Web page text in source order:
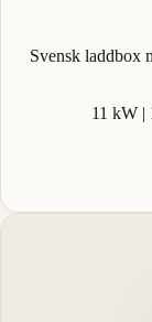
Svensk laddbox
11 kW |